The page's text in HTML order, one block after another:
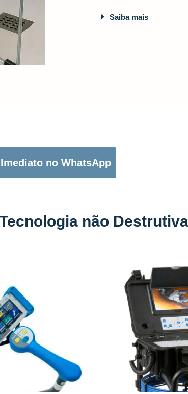
Saiba mais
no WhatsApp
não Destrutiva